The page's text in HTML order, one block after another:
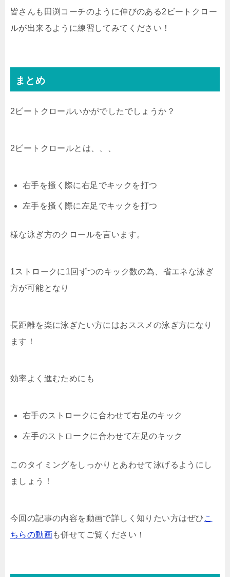
皆さんも田渕コーチのように伸びのある2ビートクロー
ルが出来るように練習してみてください！
まとめ
2ビートクロールいかがでしたでしょうか？
2ビートクロールとは、、、
右手を掻く際に右足でキックを打つ
左手を掻く際に左足でキックを打つ
様な泳ぎ方のクロールを言います。
1ストロークに1回ずつのキック数の為、省エネな泳ぎ
方が可能となり
長距離を楽に泳ぎたい方にはおススメの泳ぎ方になり
ます！
効率よく進むためにも
右手のストロークに合わせて右足のキック
左手のストロークに合わせて左足のキック
このタイミングをしっかりとあわせて泳げるようにし
ましょう！
今回の記事の内容を動画で詳しく知りたい方はぜひこ
ちらの動画も併せてご覧ください！